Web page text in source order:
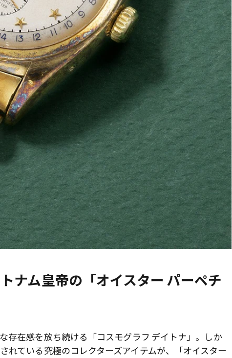
ナム皇帝の「オイスター パーペチ
存在感を放ち続ける「コスモグラフ デイトナ」。しか
れている究極のコレクターズアイテムが、「オイスター